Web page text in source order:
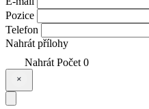
Pozice
Telefon
Nahrát přílohy
Nahrát Počet 0